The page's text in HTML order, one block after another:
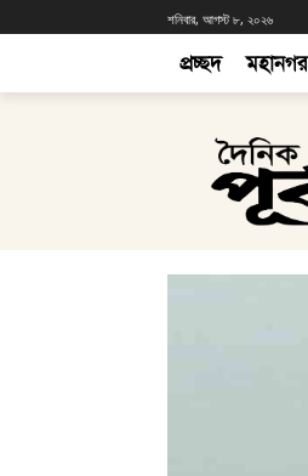
শনিবার, আগস্ট ৮, ২০২৬
প্রচ্ছদ মহানগর